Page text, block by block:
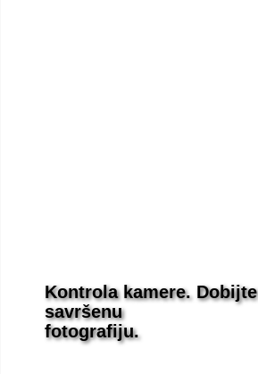
Kontrola kamere. Dobijte
savršenu
fotografiju.